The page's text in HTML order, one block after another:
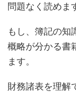
問題なく読めま
もし、簿記の知
概略が分かる書
ます。
財務諸表を理解